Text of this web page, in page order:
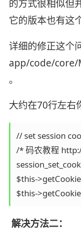
的方式很相似但
它的版本也有这
详细的修正这个
app/code/core/
。
大约在70行左右
// set session
/* 码农教程
$this-
解决方法二：